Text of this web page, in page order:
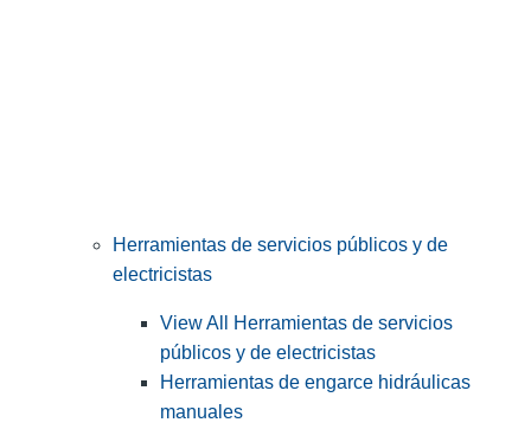
Herramientas de servicios públicos y de
electricistas
View All Herramientas de servicios
públicos y de electricistas
Herramientas de engarce hidráulicas
manuales